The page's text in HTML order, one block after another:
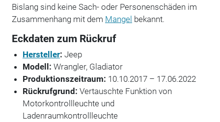
Bislang sind keine Sach- oder Personenschäden im
Zusammenhang mit dem Mangel bekannt.
Eckdaten zum Rückruf
Hersteller: Jeep
Modell: Wrangler, Gladiator
Produktionszeitraum: 10.10.2017 – 17.06.2022
Rückrufgrund: Vertauschte Funktion von
Motorkontrollleuchte und
Ladenraumkontrollleuchte